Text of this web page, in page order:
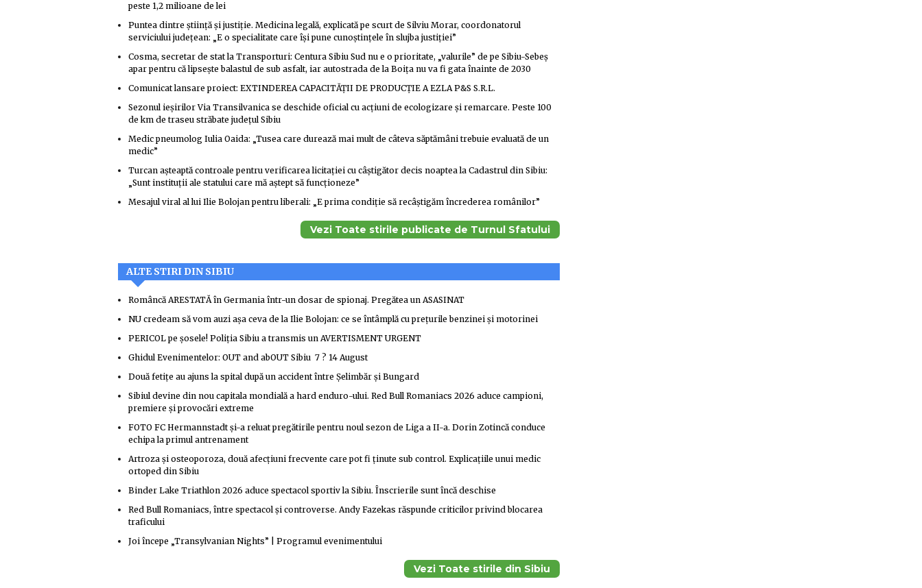
peste 1,2 milioane de lei
Puntea dintre știință și justiție. Medicina legală, explicată pe scurt de Silviu Morar, coordonatorul
serviciului județean: „E o specialitate care își pune cunoștințele în slujba justiției”
Cosma, secretar de stat la Transporturi: Centura Sibiu Sud nu e o prioritate, „valurile” de pe Sibiu-Sebeș
apar pentru că lipsește balastul de sub asfalt, iar autostrada de la Boița nu va fi gata înainte de 2030
Comunicat lansare proiect: EXTINDEREA CAPACITĂȚII DE PRODUCȚIE A EZLA P&S S.R.L.
Sezonul ieșirilor Via Transilvanica se deschide oficial cu acțiuni de ecologizare și remarcare. Peste 100
de km de traseu străbate județul Sibiu
Medic pneumolog Iulia Oaida: „Tusea care durează mai mult de câteva săptămâni trebuie evaluată de un
medic”
Turcan așteaptă controale pentru verificarea licitației cu câștigător decis noaptea la Cadastrul din Sibiu:
„Sunt instituții ale statului care mă aștept să funcționeze”
Mesajul viral al lui Ilie Bolojan pentru liberali: „E prima condiție să recâștigăm încrederea românilor”
Vezi Toate stirile publicate de Turnul Sfatului
ALTE STIRI DIN SIBIU
Româncă ARESTATĂ în Germania într-un dosar de spionaj. Pregătea un ASASINAT
NU credeam să vom auzi așa ceva de la Ilie Bolojan: ce se întâmplă cu prețurile benzinei și motorinei
PERICOL pe șosele! Poliția Sibiu a transmis un AVERTISMENT URGENT
Ghidul Evenimentelor: OUT and abOUT Sibiu 7 ? 14 August
Două fetițe au ajuns la spital după un accident între Șelimbăr și Bungard
Sibiul devine din nou capitala mondială a hard enduro-ului. Red Bull Romaniacs 2026 aduce campioni,
premiere și provocări extreme
FOTO FC Hermannstadt și-a reluat pregătirile pentru noul sezon de Liga a II-a. Dorin Zotincă conduce
echipa la primul antrenament
Artroza și osteoporoza, două afecțiuni frecvente care pot fi ținute sub control. Explicațiile unui medic
ortoped din Sibiu
Binder Lake Triathlon 2026 aduce spectacol sportiv la Sibiu. Înscrierile sunt încă deschise
Red Bull Romaniacs, între spectacol și controverse. Andy Fazekas răspunde criticilor privind blocarea
traficului
Joi începe „Transylvanian Nights” | Programul evenimentului
Vezi Toate stirile din Sibiu